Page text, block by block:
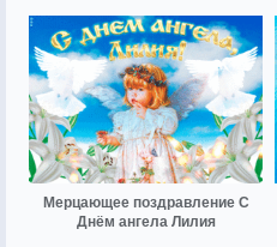
Мерцающее поздравление С
Днём ангела Лилия